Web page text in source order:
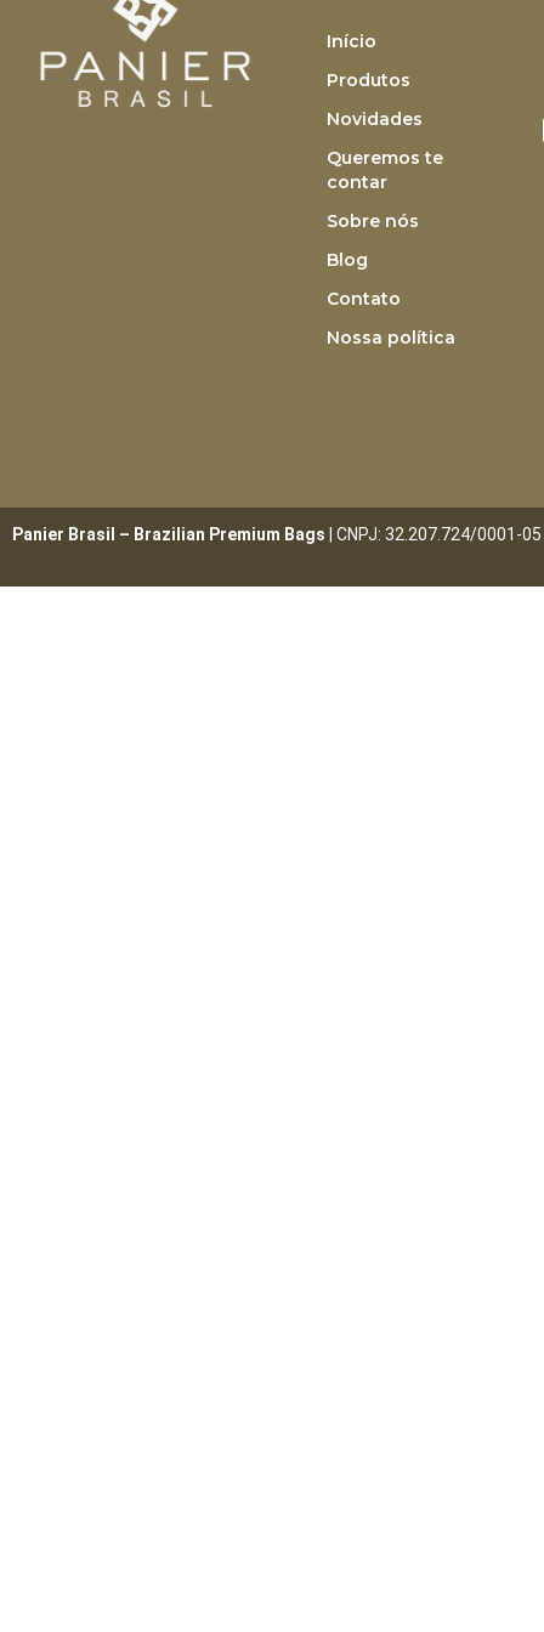
Início
Produtos
Novidades
Queremos te
contar
Sobre nós
Blog
Contato
Nossa política
Panier Brasil – Brazilian Premium Bags | CNPJ: 32.207.724/0001-05